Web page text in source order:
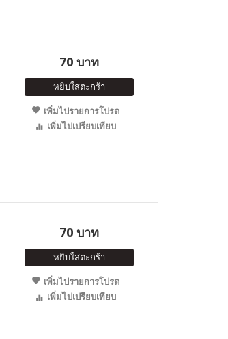
70 บาท
หยิบใส่ตะกร้า
เพิ่มไปรายการโปรด
เพิ่มไปเปรียบเทียบ
70 บาท
หยิบใส่ตะกร้า
เพิ่มไปรายการโปรด
เพิ่มไปเปรียบเทียบ